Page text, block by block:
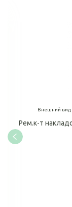
Внешний вид
Рем.к-т